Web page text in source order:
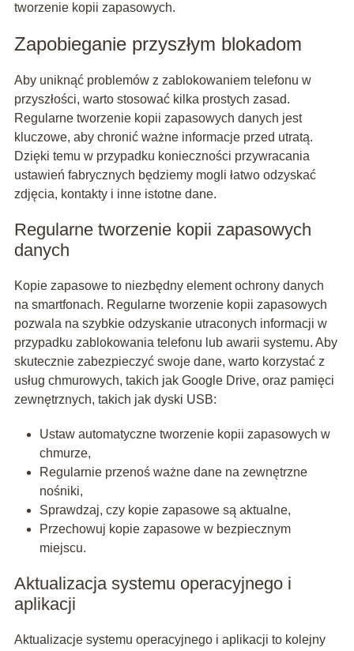
tworzenie kopii zapasowych.
Zapobieganie przyszłym blokadom
Aby uniknąć problemów z zablokowaniem telefonu w
przyszłości, warto stosować kilka prostych zasad.
Regularne tworzenie kopii zapasowych danych jest
kluczowe, aby chronić ważne informacje przed utratą.
Dzięki temu w przypadku konieczności przywracania
ustawień fabrycznych będziemy mogli łatwo odzyskać
zdjęcia, kontakty i inne istotne dane.
Regularne tworzenie kopii zapasowych
danych
Kopie zapasowe to niezbędny element ochrony danych
na smartfonach. Regularne tworzenie kopii zapasowych
pozwala na szybkie odzyskanie utraconych informacji w
przypadku zablokowania telefonu lub awarii systemu. Aby
skutecznie zabezpieczyć swoje dane, warto korzystać z
usług chmurowych, takich jak Google Drive, oraz pamięci
zewnętrznych, takich jak dyski USB:
Ustaw automatyczne tworzenie kopii zapasowych w
chmurze,
Regularnie przenoś ważne dane na zewnętrzne
nośniki,
Sprawdzaj, czy kopie zapasowe są aktualne,
Przechowuj kopie zapasowe w bezpiecznym
miejscu.
Aktualizacja systemu operacyjnego i
aplikacji
Aktualizacje systemu operacyjnego i aplikacji to kolejny